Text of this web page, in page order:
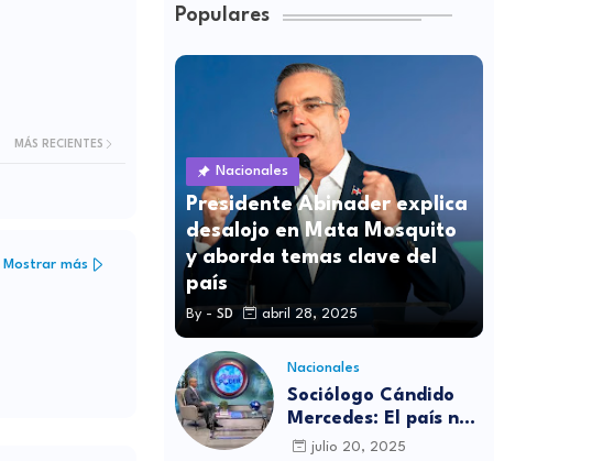
MÁS RECIENTES
Mostrar más
Populares
Nacionales
Presidente Abinader explica
desalojo en Mata Mosquito
y aborda temas clave del
país
By - SD abril 28, 2025
Nacionales
Sociólogo Cándido
Mercedes: El país no
está preparado para
julio 20, 2025